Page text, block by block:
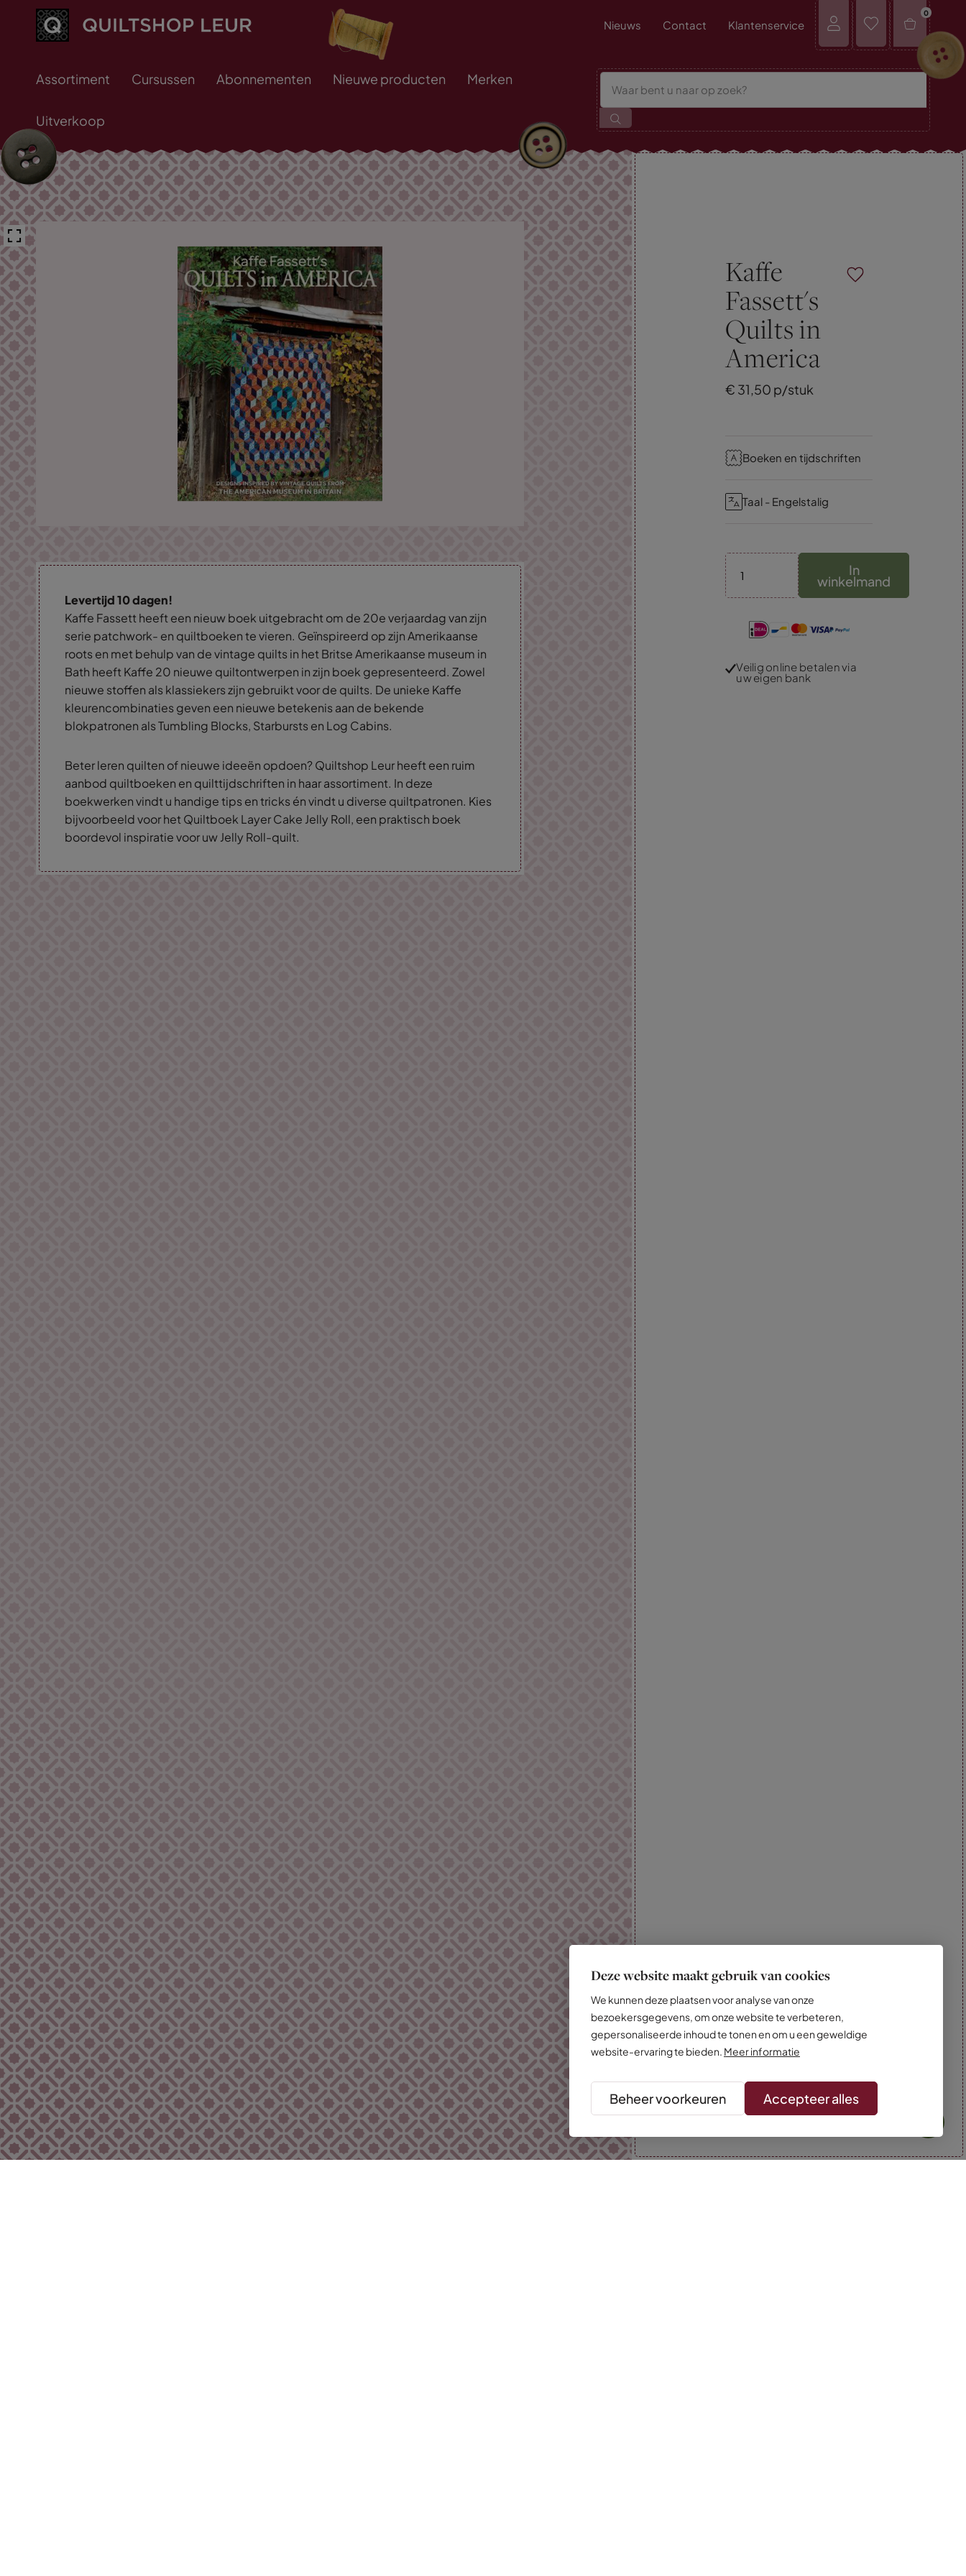
Deze website maakt gebruik van cookies
We kunnen deze plaatsen voor analyse van onze
bezoekersgegevens, om onze website te verbeteren,
gepersonaliseerde inhoud te tonen en om u een geweldige
website-ervaring te bieden. Meer informatie
Beheer voorkeuren Accepteer alles
Nieuws Contact Klantenservice
0
Assortiment Cursussen Abonnementen Nieuwe producten Merken
Uitverkoop
Levertijd 10 dagen!
Kaffe Fassett heeft een nieuw boek uitgebracht om de 20e verjaardag van zijn
serie patchwork- en quiltboeken te vieren. Geïnspireerd op zijn Amerikaanse
roots en met behulp van de vintage quilts in het Britse Amerikaanse museum in
Bath heeft Kaffe 20 nieuwe quiltontwerpen in zijn boek gepresenteerd. Zowel
nieuwe stoffen als klassiekers zijn gebruikt voor de quilts. De unieke Kaffe
kleurencombinaties geven een nieuwe betekenis aan de bekende
blokpatronen als Tumbling Blocks, Starbursts en Log Cabins.
Beter leren quilten of nieuwe ideeën opdoen? Quiltshop Leur heeft een ruim
aanbod quiltboeken en quilttijdschriften in haar assortiment. In deze
boekwerken vindt u handige tips en tricks én vindt u diverse quiltpatronen. Kies
bijvoorbeeld voor het Quiltboek Layer Cake Jelly Roll, een praktisch boek
boordevol inspiratie voor uw Jelly Roll-quilt.
Kaffe
Fassett's
Quilts in
America
€ 31,50 p/stuk
Boeken en tijdschriften
Taal - Engelstalig
In
winkelmand
Veilig online betalen via
uw eigen bank